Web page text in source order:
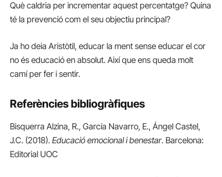
Què caldria per incrementar aquest percentatge? Quina
té la prevenció com el seu objectiu principal?
Ja ho deia Aristòtil, educar la ment sense educar el cor
no és educació en absolut. Així que ens queda molt
camí per fer i sentir.
Referències bibliogràfiques
Bisquerra Alzina, R., García Navarro, E., Ángel Castel,
J.C. (2018). Educació emocional i benestar. Barcelona:
Editorial UOC